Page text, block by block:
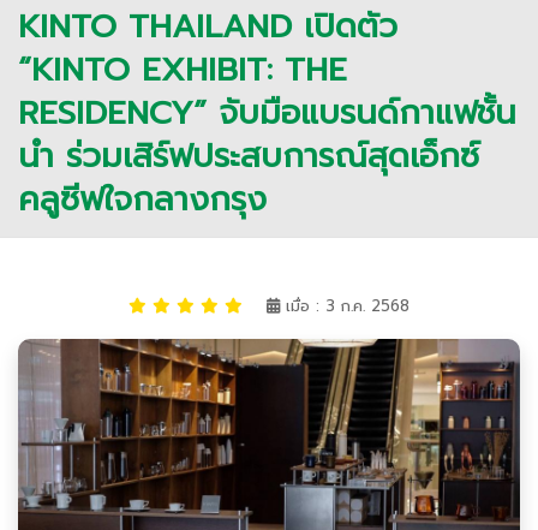
KINTO THAILAND เปิดตัว
“KINTO EXHIBIT: THE
RESIDENCY” จับมือแบรนด์กาแฟชั้น
นำ ร่วมเสิร์ฟประสบการณ์สุดเอ็กซ์
คลูซีฟใจกลางกรุง
เมื่อ : 3 ก.ค. 2568